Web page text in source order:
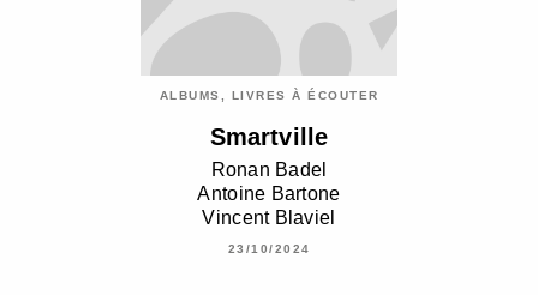
ALBUMS, LIVRES À ÉCOUTER
Smartville
Ronan Badel
Antoine Bartone
Vincent Blaviel
23/10/2024